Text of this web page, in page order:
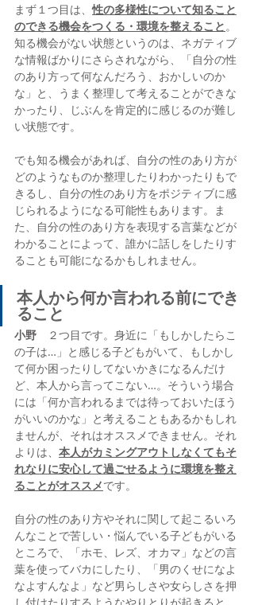
まず１つ目は、性の多様性について知ること
のできる機会をつくる・環境を整えること。
知る機会がない状態というのは、ネガティブ
な情報ばかりにさらされながら、「自分の性
のあり方って何なんだろう、おかしいのか
な」と、うまく整理して考えることができな
かったり、じぶんを肯定的に感じるのが難し
い状態です。
でも知る機会があれば、自分の性のあり方が
どのようなものか整理したりわかったりもで
きるし、自分の性のあり方をポジティブに感
じられるようになる可能性もあります。ま
た、自分の性のあり方を表現する言葉などが
わかることによって、誰かに話しをしたりす
ることも可能になるかもしれません。
本人から何か言われる前にでき
ること
小野 ２つ目です。身近に「もしかしたらこ
の子は…」と感じる子どもがいて、もしかし
て何か困ったりしてないかきになるんだけ
ど、本人から言ってこない…。そういう場合
には「何か言われるまでは待っておいたほう
がいいのかな」と考えることもあるかもしれ
ませんが、それはオススメできません。それ
よりは、 本人がカミングアウトしなくてもそ
れなりに安心して過ごせるように環境を整え
ることがオススメです。
自分の性のあり方やそれに関して起こるいろ
んなことで苦しい・悩んでいる子どもがいる
ところで、「ホモ、レズ、オカマ」などの言
葉を使ってバカにしたり、「男のくせになよ
なよすんなよ」など男らしさや女らしさを押